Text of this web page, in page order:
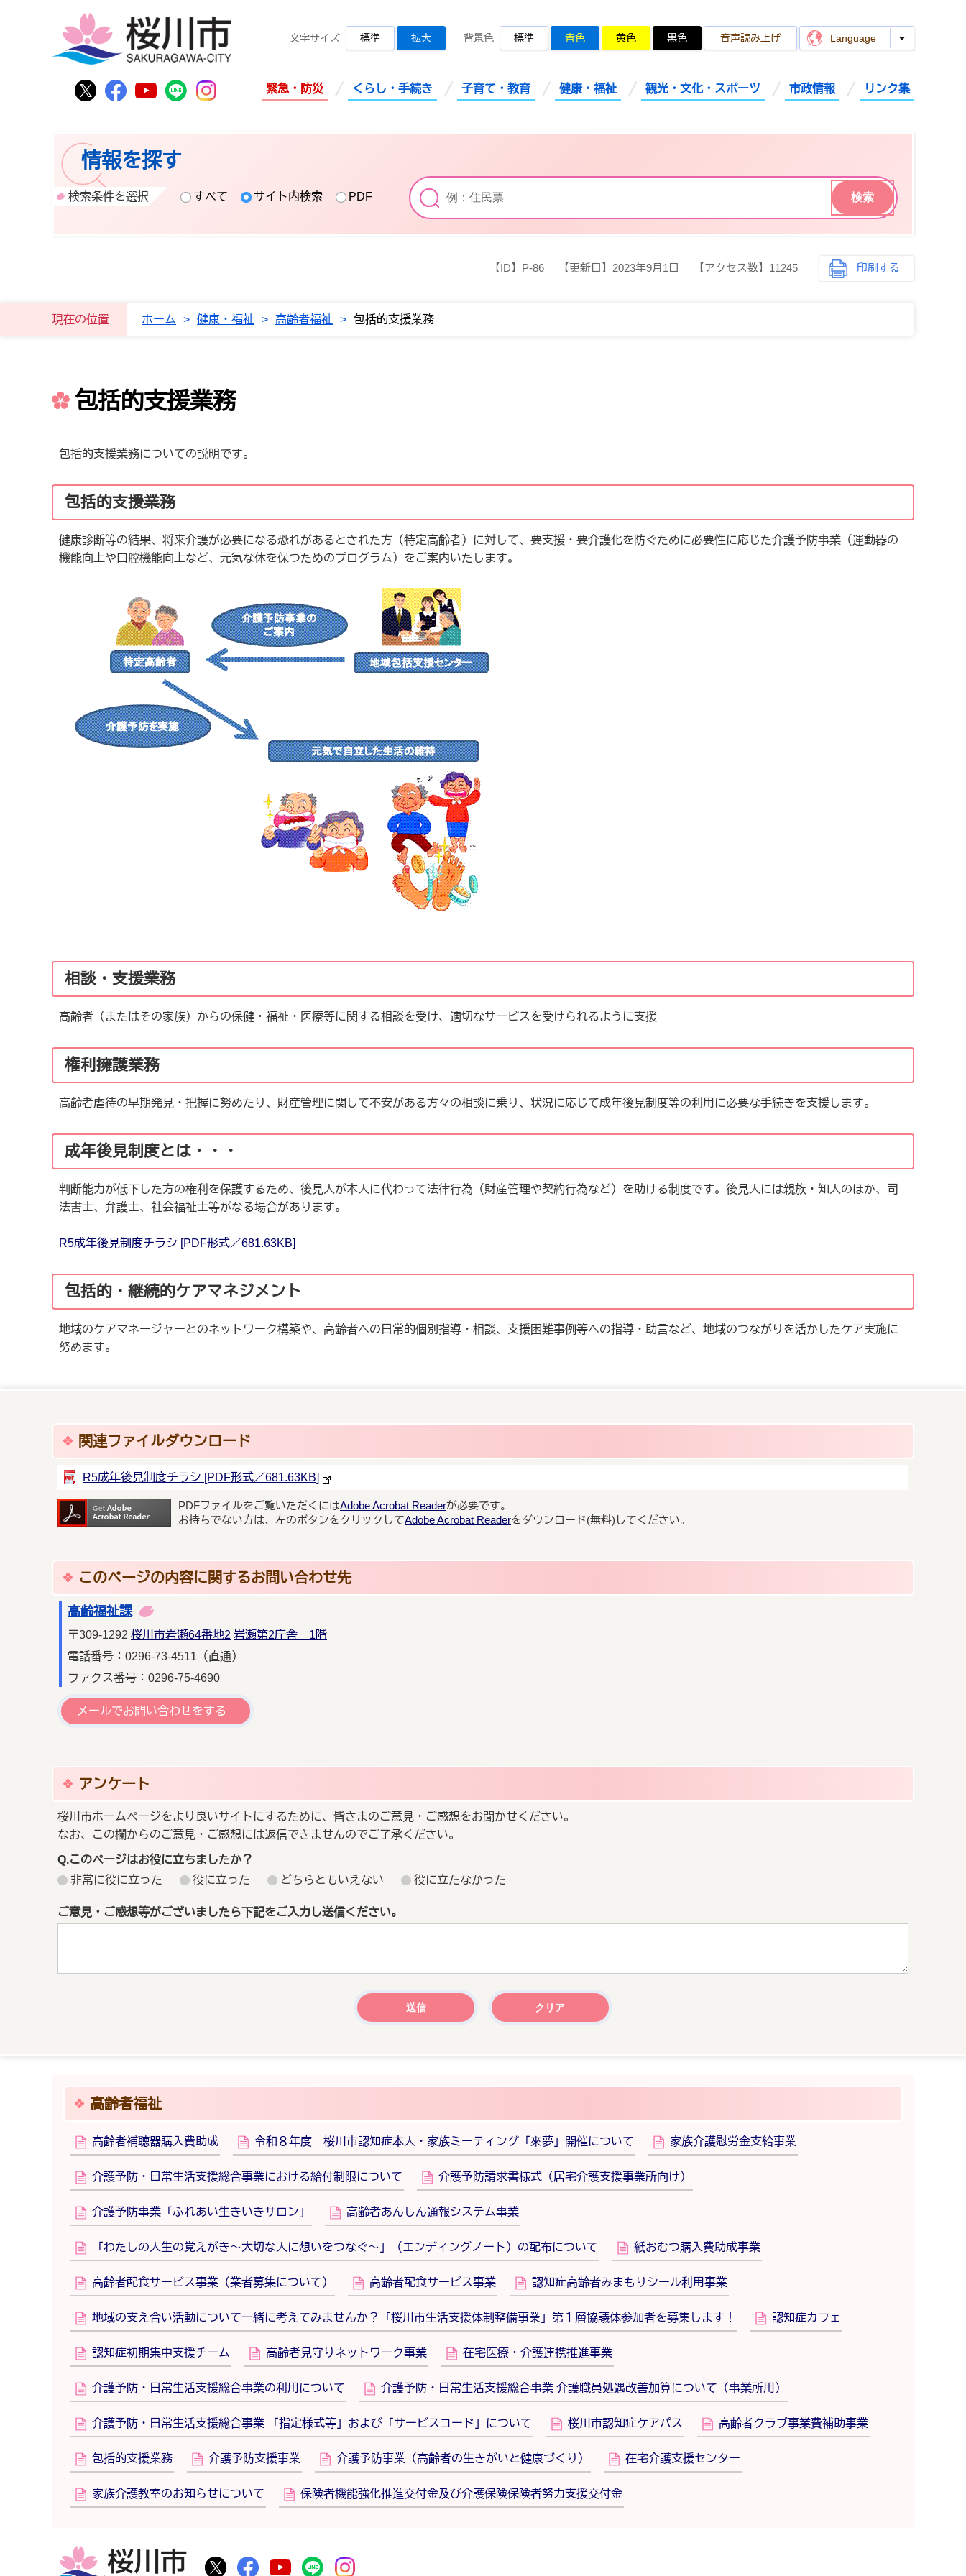
桜川市公式Twitter
桜川市公式Facebook
桜川市公式YouTube
桜川市公式LINE
Instagram
文字サイズ 標準 拡大 背景色 標準 青色 黄色 黒色 音声読み上げ Language
緊急・防災 くらし・手続き 子育て・教育 健康・福祉 観光・文化・スポーツ 市政情報 リンク集
情報を探す
検索条件を選択 すべて サイト内検索 PDF
【ID】 P-86 【更新日】 2023年9月1日 【アクセス数】 11245 印刷する
現在の位置 ホーム > 健康・福祉 > 高齢者福祉 > 包括的支援業務
包括的支援業務
包括的支援業務についての説明です。
包括的支援業務
健康診断等の結果、将来介護が必要になる恐れがあるとされた方（特定高齢者）に対して、要支援・要介護化を防ぐために必要性に応じた介護予防事業（運動器の
機能向上や口腔機能向上など、元気な体を保つためのプログラム）をご案内いたします。
相談・支援業務
高齢者（またはその家族）からの保健・福祉・医療等に関する相談を受け、適切なサービスを受けられるように支援
権利擁護業務
高齢者虐待の早期発見・把握に努めたり、財産管理に関して不安がある方々の相談に乗り、状況に応じて成年後見制度等の利用に必要な手続きを支援します。
成年後見制度とは・・・
判断能力が低下した方の権利を保護するため、後見人が本人に代わって法律行為（財産管理や契約行為など）を助ける制度です。後見人には親族・知人のほか、司
法書士、弁護士、社会福祉士等がなる場合があります。
R5成年後見制度チラシ [PDF形式／681.63KB]
包括的・継続的ケアマネジメント
地域のケアマネージャーとのネットワーク構築や、高齢者への日常的個別指導・相談、支援困難事例等への指導・助言など、地域のつながりを活かしたケア実施に
努めます。
関連ファイルダウンロード
R5成年後見制度チラシ [PDF形式／681.63KB]
PDFファイルをご覧いただくにはAdobe Acrobat Readerが必要です。
お持ちでない方は、左のボタンをクリックしてAdobe Acrobat Readerをダウンロード(無料)してください。
このページの内容に関するお問い合わせ先
高齢福祉課
〒309-1292 桜川市岩瀬64番地2 岩瀬第2庁舎 1階
電話番号：0296-73-4511（直通）
ファクス番号：0296-75-4690
メールでお問い合わせをする
アンケート
桜川市ホームページをより良いサイトにするために、皆さまのご意見・ご感想をお聞かせください。
なお、この欄からのご意見・ご感想には返信できませんのでご了承ください。
Q.このページはお役に立ちましたか？
非常に役に立った
役に立った どちらともいえない 役に立たなかった
ご意見・ご感想等がございましたら下記をご入力し送信ください。
高齢者福祉
高齢者補聴器購入費助成 令和８年度 桜川市認知症本人・家族ミーティング「來夢」開催について 家族介護慰労金支給事業
介護予防・日常生活支援総合事業における給付制限について 介護予防請求書様式（居宅介護支援事業所向け）
介護予防事業「ふれあい生きいきサロン」 高齢者あんしん通報システム事業
「わたしの人生の覚えがき～大切な人に想いをつなぐ～」（エンディングノート）の配布について 紙おむつ購入費助成事業
高齢者配食サービス事業（業者募集について） 高齢者配食サービス事業 認知症高齢者みまもりシール利用事業
地域の支え合い活動について一緒に考えてみませんか？「桜川市生活支援体制整備事業」第１層協議体参加者を募集します！ 認知症カフェ
認知症初期集中支援チーム 高齢者見守りネットワーク事業 在宅医療・介護連携推進事業
介護予防・日常生活支援総合事業の利用について 介護予防・日常生活支援総合事業 介護職員処遇改善加算について（事業所用）
介護予防・日常生活支援総合事業 「指定様式等」および「サービスコード」について 桜川市認知症ケアパス 高齢者クラブ事業費補助事業
包括的支援業務 介護予防支援事業 介護予防事業（高齢者の生きがいと健康づくり） 在宅介護支援センター
家族介護教室のお知らせについて 保険者機能強化推進交付金及び介護保険保険者努力支援交付金
桜川市公式Twitter
桜川市公式Facebook
桜川市公式YouTube
桜川市公式LINE